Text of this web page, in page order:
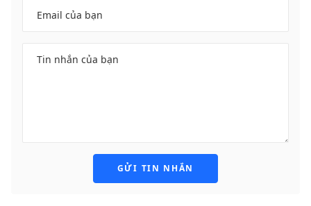
GỬI TIN NHẮN